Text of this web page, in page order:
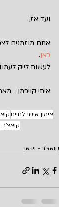
ועד אז,
אתם מוזמנים
כאן.
לעשות לייק
איתי קויפמן -
אימון אישי לחיים
קואצ'ר
קואצ'ר - וידאו